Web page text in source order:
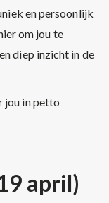
en persoonlijk
om jou te
diep inzicht in de
jou in petto
april)